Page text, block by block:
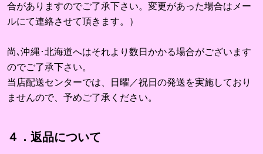
合がありますのでご了承下さい。変更があった場合はメー
ルにて連絡させて頂きます。）
尚､沖縄･北海道へはそれより数日かかる場合がございます
のでご了承下さい。
当店配送センターでは、日曜／祝日の発送を実施しており
ませんので、予めご了承ください。
４．返品について